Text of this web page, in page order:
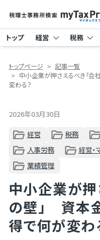
トップ 経営 税務
トップページ
記事一覧
中小企業が押さえるべき「会
変わる？
2026年03月30日
経営
税務
人事労務
経営・
業績管理
中小企業が押
の壁」 資本金
得で何が変わ